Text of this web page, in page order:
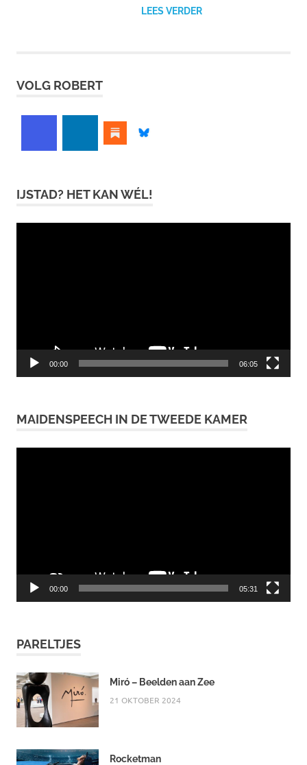
LEES VERDER
VOLG ROBERT
IJSTAD? HET KAN WÉL!
00:00 06:05
MAIDENSPEECH IN DE TWEEDE KAMER
00:00 05:31
PARELTJES
Miró – Beelden aan Zee
21 OKTOBER 2024
Rocketman